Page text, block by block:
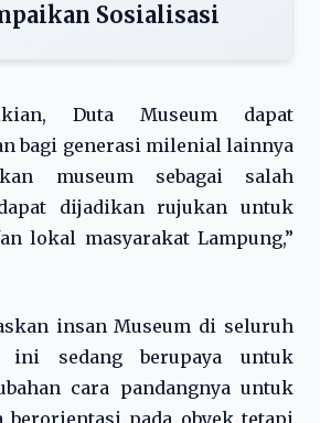
Sosialisasi
Duta Museum dapat
bagi generasi milenial lainnya
museum sebagai salah
dijadikan rujukan untuk
lokal masyarakat Lampung,”
insan Museum di seluruh
ini sedang berupaya untuk
cara pandangnya untuk
pada obyek tetapi